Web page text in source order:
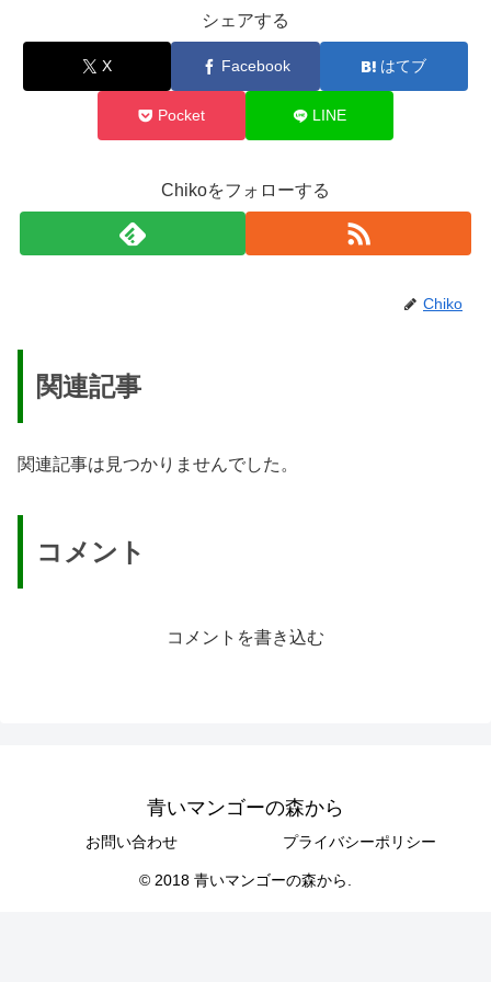
シェアする
X Facebook はてブ
Pocket LINE
Chikoをフォローする
Chiko
関連記事
関連記事は見つかりませんでした。
コメント
コメントを書き込む
青いマンゴーの森から
お問い合わせ プライバシーポリシー
© 2018 青いマンゴーの森から.